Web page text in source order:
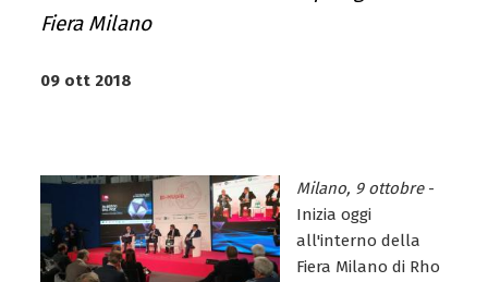
Fiera Milano
09 ott 2018
Milano, 9 ottobre-
Inizia oggi
all'interno della
Fiera Milano di Rho